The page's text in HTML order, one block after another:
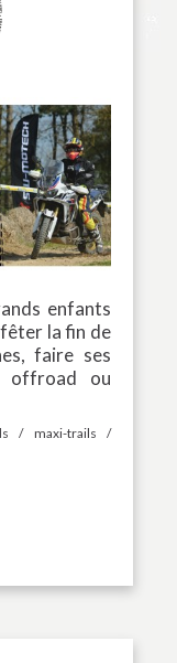
enfants
la fin de
faire ses
offroad ou
/ maxi-trails /